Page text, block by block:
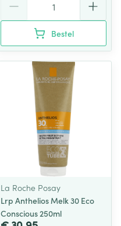
Bestel
La Roche Posay
Lrp Anthelios Melk 30 Eco
Conscious 250ml